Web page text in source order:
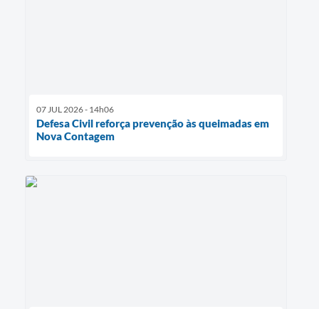
07 JUL 2026 - 14h06
Defesa Civil reforça prevenção às queimadas em
Nova Contagem